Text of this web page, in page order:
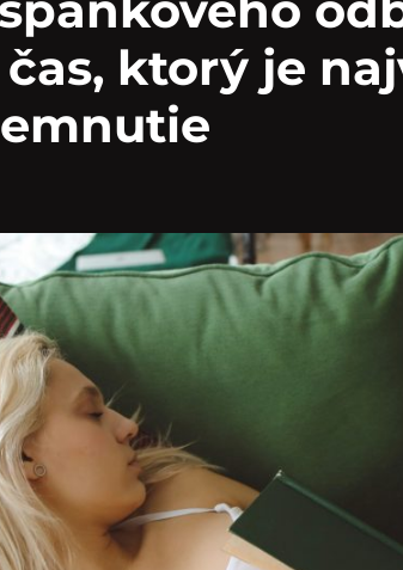
čas, ktorý je